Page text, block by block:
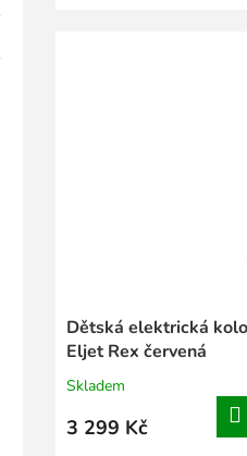
Dětská elektrická
Eljet Rex červená
Skladem
3 299 Kč